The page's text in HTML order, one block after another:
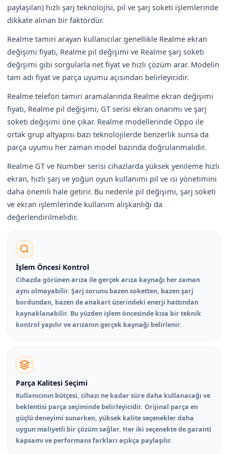
paylaşılan) hızlı şarj teknolojisi, pil ve şarj soketi işlemlerinde
dikkate alınan bir faktördür.
Realme tamiri arayan kullanıcılar genellikle Realme ekran
değişimi fiyatı, Realme pil değişimi ve Realme şarj soketi
değişimi gibi sorgularla net fiyat ve hızlı çözüm arar. Modelin
tam adı fiyat ve parça uyumu açısından belirleyicidir.
Realme telefon tamiri aramalarında Realme ekran değişimi
fiyatı, Realme pil değişimi, GT serisi ekran onarımı ve şarj
soketi değişimi öne çıkar. Realme modellerinde Oppo ile
ortak grup altyapısı bazı teknolojilerde benzerlik sunsa da
parça uyumu her zaman model bazında doğrulanmalıdır.
Realme GT ve Number serisi cihazlarda yüksek yenileme hızlı
ekran, hızlı şarj ve yoğun oyun kullanımı pil ve ısı yönetimini
daha önemli hale getirir. Bu nedenle pil değişimi, şarj soketi
ve ekran işlemlerinde kullanım alışkanlığı da
değerlendirilmelidir.
İşlem Öncesi Kontrol
Cihazda görünen arıza ile gerçek arıza kaynağı her zaman
aynı olmayabilir. Şarj sorunu bazen soketten, bazen şarj
bordundan, bazen de anakart üzerindeki enerji hattından
kaynaklanabilir. Bu yüzden işlem öncesinde kısa bir teknik
kontrol yapılır ve arızanın gerçek kaynağı belirlenir.
Parça Kalitesi Seçimi
Kullanıcının bütçesi, cihazı ne kadar süre daha kullanacağı ve
beklentisi parça seçiminde belirleyicidir. Orijinal parça en
güçlü deneyimi sunarken, yüksek kalite seçenekler daha
uygun maliyetli bir çözüm sağlar. Her iki seçenekte de garanti
kapsamı ve performans farkları açıkça paylaşılır.